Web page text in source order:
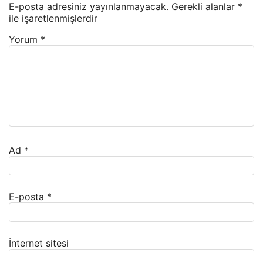
E-posta adresiniz yayınlanmayacak. Gerekli alanlar *
ile işaretlenmişlerdir
Yorum *
Ad *
E-posta *
İnternet sitesi